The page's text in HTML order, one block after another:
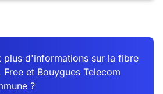
plus d'informations sur la fibre
Free et Bouygues Telecom
?